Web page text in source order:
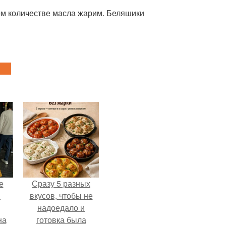
количестве масла жарим. Беляшики
Сразу 5 разных
вкусов, чтобы не
надоедало и
готовка была